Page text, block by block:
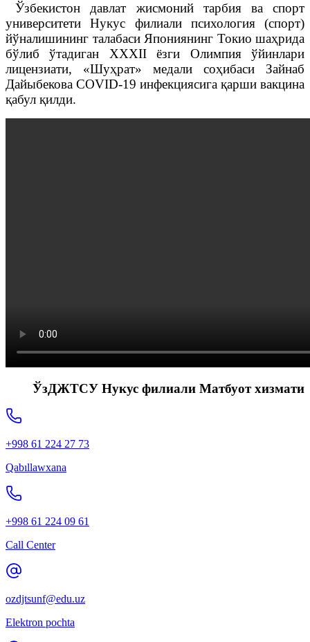
Ўзбекистон давлат жисмоний тарбия ва спорт
университети Нукус филиали психология (спорт)
йўналишининг талабаси Япониянинг Токио шаҳрида
бўлиб ўтадиган ХХХII ёзги Олимпия ўйинлари
лицензиати, «Шуҳрат» медали соҳибаси Зайнаб
Дайыбекова COVID-19 инфекциясига қарши вакцина
қабул қилди.
ЎзДЖТСУ Нукус филиали Матбуот хизмати
+998 61 224 27 73
Qabıllawxana
+998 61 224 09 61
Call Center
ozdjtsunf@edu.uz
Elektron pochta